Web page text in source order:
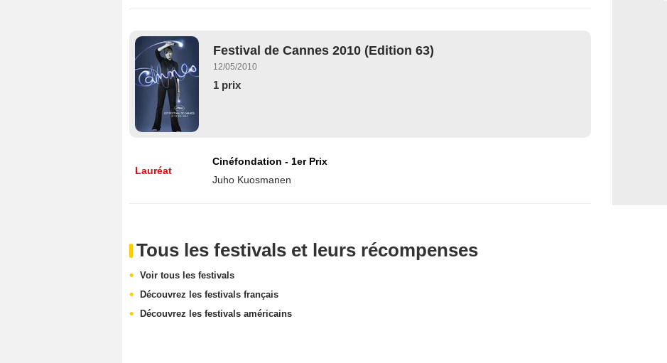
Festival de Cannes 2010 (Edition 63)
12/05/2010
1 prix
Lauréat
Cinéfondation - 1er Prix
Juho Kuosmanen
Tous les festivals et leurs récompenses
Voir tous les festivals
Découvrez les festivals français
Découvrez les festivals américains